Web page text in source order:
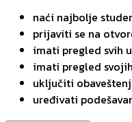
naći najbolje
prijaviti se na
imati pregled svih
imati pregled
uključiti
uređivati